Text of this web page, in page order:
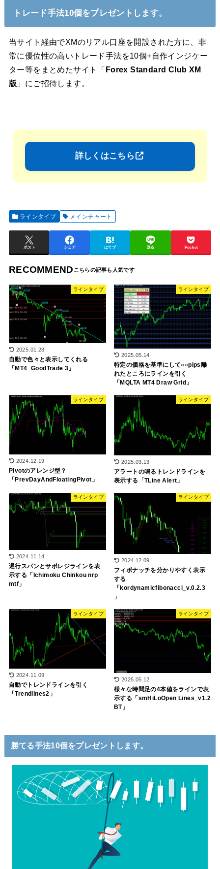
トレード手法10個をプレゼントします。
当サイト経由でXMのリアル口座を開設された方に、非
常に優位性の高いトレード手法を10個+自作インジケー
ター等をまとめたサイト「 Forex Standard Club XM
版 」にご招待します。
詳しくはこちら
ラインタイプ メインチャート
ポスト シェア はてブ 送る Pocket
RECOMMEND
ラインタイプ
2025.01.28
自動で色々と表示してくれる
「MT4_GoodTrade 3」
ラインタイプ
2025.05.14
特定の価格を基準にして○○pips離
れたところにラインを引く
「MQLTA MT4 Draw Grid」
ラインタイプ
2024.12.19
Pivotのアレンジ型？
「PrevDayAndFloatingPivot」
ラインタイプ
2025.03.13
アラートの鳴るトレンドラインを
表示する「TLine Alert」
ラインタイプ
2024.11.14
遅行スパンとサポレジラインを表
示する「Ichimoku Chinkou nrp
mtf」
ラインタイプ
2024.12.09
フィボナッチを分かりやすく表示
する
「kordynamicfibonacci_v.0.2.3
」
ラインタイプ
2024.11.09
自動でトレンドラインを引く
「Trendlines2」
ラインタイプ
2025.05.12
様々な時間足の4本値をラインで表
示する「smHiLoOpen Lines_v1.2
BT」
勝てる手法10個をプレゼントします。